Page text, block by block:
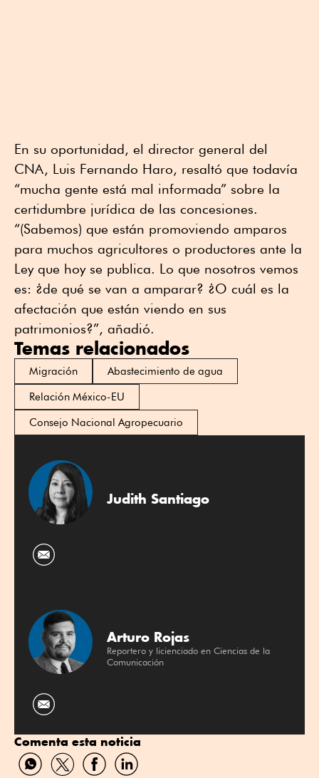
En su oportunidad, el director general del
CNA, Luis Fernando Haro, resaltó que todavía
“mucha gente está mal informada” sobre la
certidumbre jurídica de las concesiones.
“(Sabemos) que están promoviendo amparos
para muchos agricultores o productores ante la
Ley que hoy se publica. Lo que nosotros vemos
es: ¿de qué se van a amparar? ¿O cuál es la
afectación que están viendo en sus
patrimonios?”, añadió.
Temas relacionados
Migración
Abastecimiento de agua
Relación México-EU
Consejo Nacional Agropecuario
Judith Santiago
Arturo Rojas
Reportero y licienciado en Ciencias de la
Comunicación
Comenta esta noticia
CompartirCompartirCompartirCompartir